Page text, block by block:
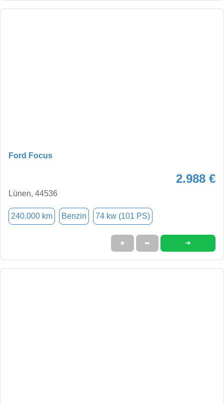
Ford Focus
2.988 €
Lünen, 44536
240.000 km Benzin 74 kw (101 PS)
★ ➦ ➜